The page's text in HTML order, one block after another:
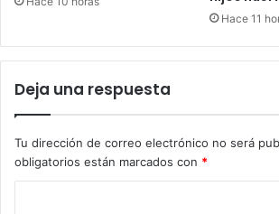
Hace 11
Deja una respuesta
Tu dirección de correo electrónico no será
obligatorios están marcados con *